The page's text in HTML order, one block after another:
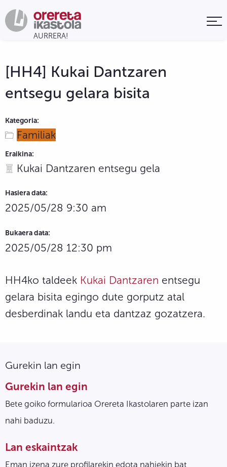
[HH4] Kukai Dantzaren
entsegu gelara bisita
Kategoria:
Familiak
Eraikina:
Kukai Dantzaren entsegu gela
Hasiera data:
2025/05/28 9:30 am
Bukaera data:
2025/05/28 12:30 pm
HH4ko taldeek Kukai Dantzaren entsegu
gelara bisita egingo dute gorputz atal
desberdinak landu eta dantzaz gozatzera.
Gurekin lan egin
Gurekin lan egin
Bete goiko formularioa Orereta Ikastolaren parte izan
nahi baduzu.
Lan eskaintzak
Eman izena zure profilarekin edota nahiekin bat